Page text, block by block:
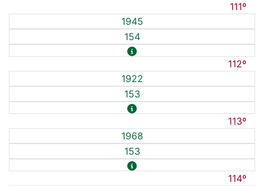
111º
1945
154
112º
1922
153
113º
1968
153
114º